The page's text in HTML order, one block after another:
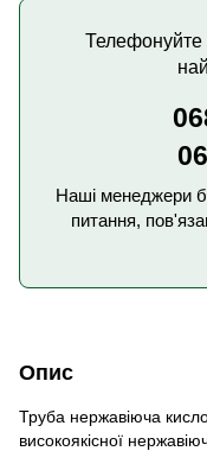
Наші менеджери
питання,
Опис
Труба нержавіюча
високоякісної